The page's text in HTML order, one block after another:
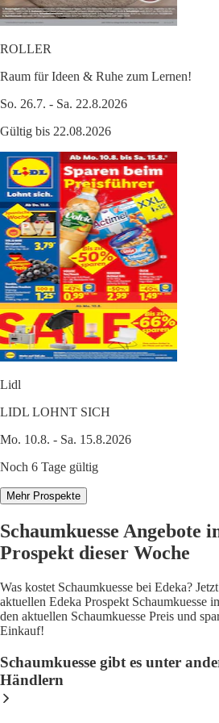
ROLLER
Raum für Ideen & Ruhe zum Lernen!
So. 26.7. - Sa. 22.8.2026
Gültig bis 22.08.2026
Lidl
LIDL LOHNT SICH
Mo. 10.8. - Sa. 15.8.2026
Noch 6 Tage gültig
Mehr Prospekte
Schaumkuesse Angebote
Prospekt dieser Woche
Was kostet Schaumkuesse bei Edeka?
aktuellen Edeka Prospekt Schaumkuesse
den aktuellen Schaumkuesse Preis und
Einkauf!
Schaumkuesse gibt es unter
Händlern